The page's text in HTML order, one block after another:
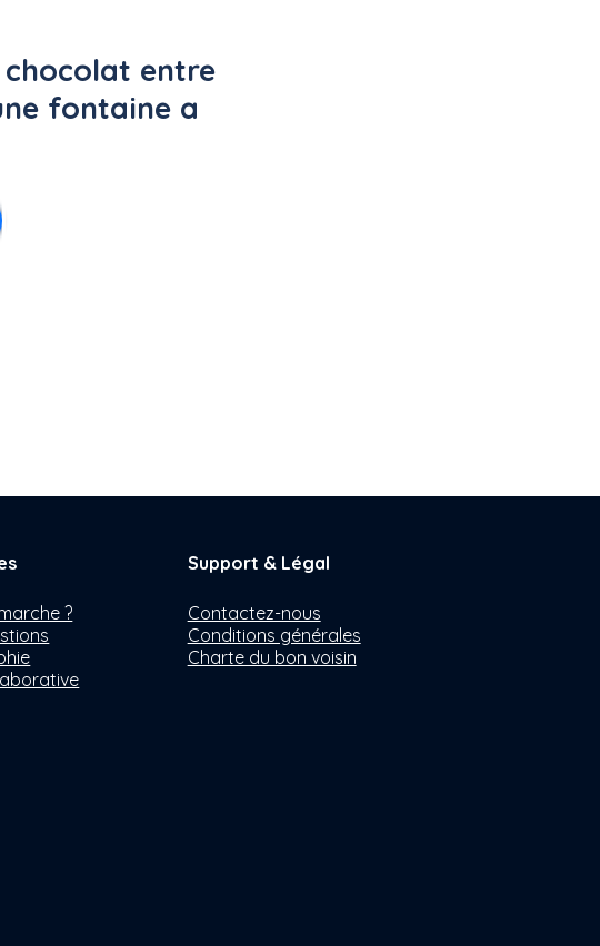
entre
fontaine a
?
Support & Légal
Contactez-nous
Conditions générales
Charte du bon voisin